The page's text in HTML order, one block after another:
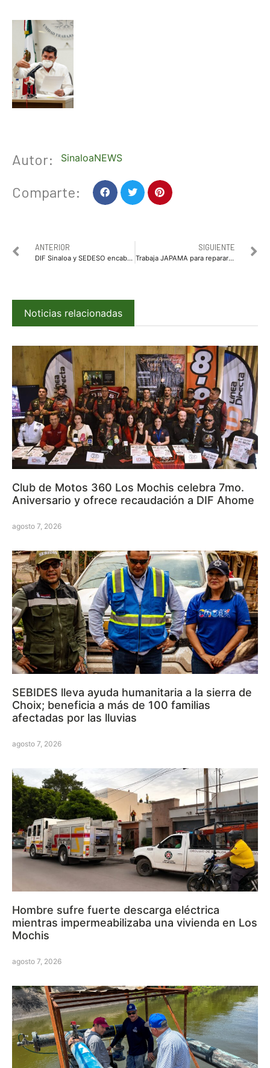
Autor: SinaloaNEWS
Comparte:
ANTERIOR
DIF Sinaloa y SEDESO encabezan entrega de tarjetas alimentarias este jueves
SIGUIENTE
Trabaja JAPAMA para reparar falla en planta Hernández Terán
Noticias relacionadas
Club de Motos 360 Los Mochis celebra 7mo.
Aniversario y ofrece recaudación a DIF Ahome
agosto 7, 2026
SEBIDES lleva ayuda humanitaria a la sierra de
Choix; beneficia a más de 100 familias
afectadas por las lluvias
agosto 7, 2026
Hombre sufre fuerte descarga eléctrica
mientras impermeabilizaba una vivienda en Los
Mochis
agosto 7, 2026